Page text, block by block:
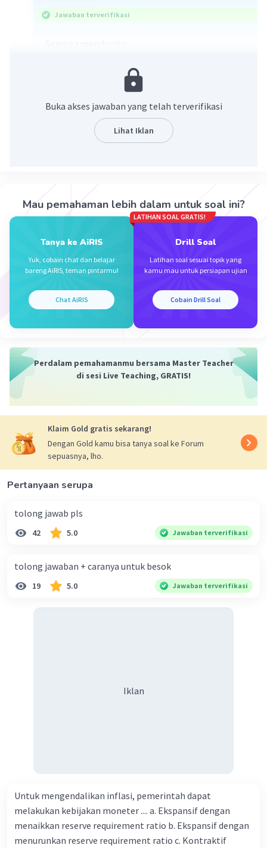
Jawaban terverifikasi
Buka akses jawaban yang telah terverifikasi
Lihat Iklan
Mau pemahaman lebih dalam untuk soal ini?
Tanya ke AiRIS
Yuk, cobain chat dan belajar
bareng AiRIS, teman pintarmu!
Chat AiRIS
LATIHAN SOAL GRATIS!
Drill Soal
Latihan soal sesuai topik yang
kamu mau untuk persiapan ujian
Cobain Drill Soal
Perdalam pemahamanmu bersama Master Teacher
di sesi Live Teaching, GRATIS!
Klaim Gold gratis sekarang!
Dengan Gold kamu bisa tanya soal ke Forum
sepuasnya, lho.
Pertanyaan serupa
tolong jawab pls
42 5.0 Jawaban terverifikasi
tolong jawaban + caranya untuk besok
19 5.0 Jawaban terverifikasi
Iklan
Untuk mengendalikan inflasi, pemerintah dapat
melakukan kebijakan moneter .... a. Ekspansif dengan
menaikkan reserve requirement ratio b. Ekspansif dengan
menurunkan reserve requirement ratio c. Kontraktif